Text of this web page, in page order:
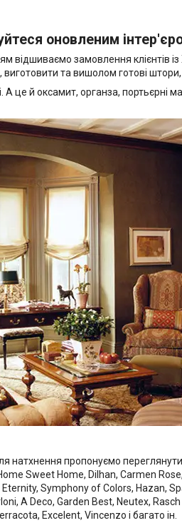
оновленим
замовлення клієнтів
та вишолом готові
А це й оксамит, органза,
натхнення пропонуємо
Sweet Home, Dilhan, Carmen
Symphony of Colors, Hazan,
A Deco, Garden Best, Neutex,
Excelent, Vincenzo і багато ін.